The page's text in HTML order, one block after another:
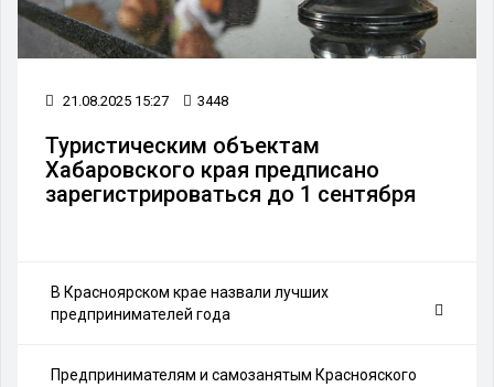
21.08.2025 15:27 3448
Туристическим объектам
Хабаровского края предписано
зарегистрироваться до 1 сентября
В Красноярском крае назвали лучших
предпринимателей года
Предпринимателям и самозанятым Краснояского